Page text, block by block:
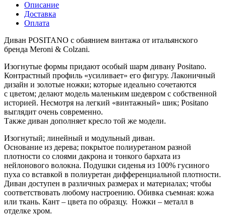
Описание
Доставка
Оплата
Диван POSITANO с обаянием винтажа от итальянского
бренда Meroni & Colzani.
Изогнутые формы придают особый шарм дивану Positano.
Контрастный профиль «усиливает» его фигуру. Лаконичный
дизайн и золотые ножки; которые идеально сочетаются
с цветом; делают модель маленьким шедевром с собственной
историей. Несмотря на легкий «винтажный» шик; Positano
выглядит очень современно.
Также диван дополняет кресло той же модели.
Изогнутый; линейный и модульный диван.
Основание из дерева; покрытое полиуретаном разной
плотности со слоями дакрона и тонкого бархата из
нейлонового волокна. Подушки сиденья из 100% гусиного
пуха со вставкой в полиуретан дифференциальной плотности.
Диван доступен в различных размерах и материалах; чтобы
соответствовать любому настроению. Обивка съемная: кожа
или ткань. Кант – цвета по образцу. Ножки – металл в
отделке хром.